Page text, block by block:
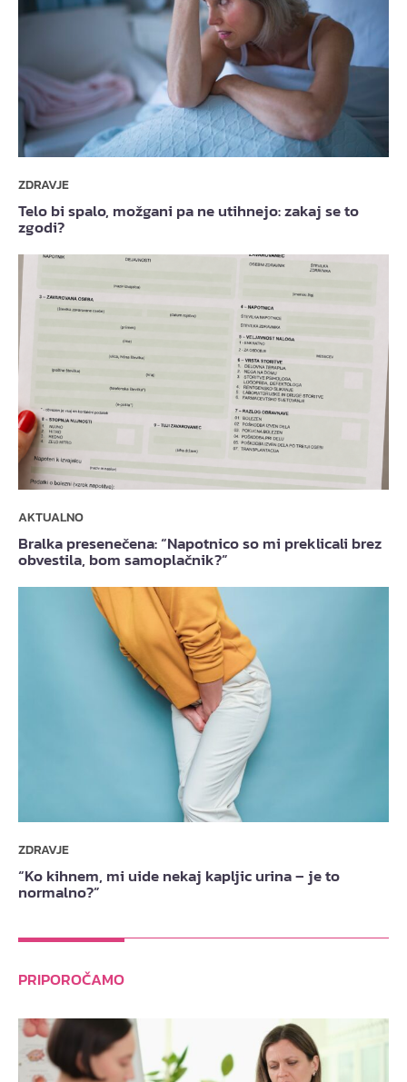
ZDRAVJE
Telo bi spalo, možgani pa ne utihnejo: zakaj se to
zgodi?
AKTUALNO
Bralka presenečena: “Napotnico so mi preklicali brez
obvestila, bom samoplačnik?”
ZDRAVJE
“Ko kihnem, mi uide nekaj kapljic urina – je to
normalno?”
PRIPOROČAMO